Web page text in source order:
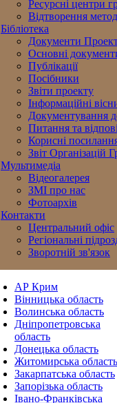
Ресурсні центри
Відтворення
Бібліотека
Документи
Основні
Публікації
Посібники
Звіти проекту
Інформаційні
Документування
Питання та
Корисні
Звіт Організацій
Мультимедіа
Відеогалерея
ЗМІ про нас
Фотоархів
Контакти
Центральний офіс
Регіональні
Зворотній зв'язок
АР Крим
Вінницька область
Волинська область
Дніпропетровська
область
Донецька область
Житомирська область
Закарпатська область
Запорізька область
Івано-Франківська